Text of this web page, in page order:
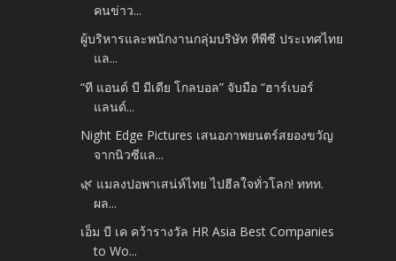
คนข่าว...
ผู้บริหารและพนักงานกลุ่มบริษัท ทีพีซี ประเทศไทย
แล...
“ที แอนด์ บี มีเดีย โกลบอล” จับมือ “ฮาร์เบอร์
แลนด์...
Night Edge Pictures เสนอภาพยนตร์สยองขวัญ
จากนิวซีแล...
🌿 แมลงปอพาเสน่ห์ไทย ไปฮีลใจทั่วโลก! ททท.
ผล...
เอ็ม บี เค คว้ารางวัล HR Asia Best Companies
to Wo...